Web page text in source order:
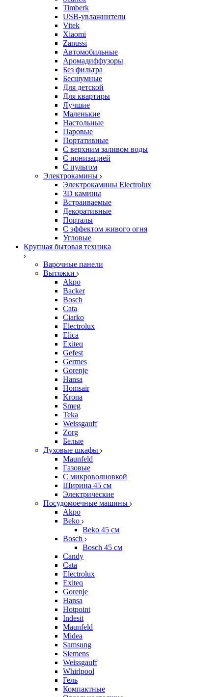
Timberk
USB-увлажнители
Vitek
Xiaomi
Zanussi
Автомобильные
Аромадиффузоры
Без фильтра
Бесшумные
Для детской
Для квартиры
Лучшие
Маленькие
Настольные
Паровые
Портативные
С верхним заливом воды
С ионизацией
С пультом
Электрокамины
Электрокамины Electrolux
3D камины
Встраиваемые
Декоративные
Порталы
С эффектом живого огня
Угловые
Крупная бытовая техника
Варочные панели
Вытяжки
Akpo
Backer
Bosch
Cata
Ciarko
Electrolux
Elica
Exiteq
Gefest
Germes
Gorenje
Hansa
Homsair
Krona
Smeg
Teka
Weissgauff
Zorg
Белые
Духовые шкафы
Maunfeld
Газовые
С микроволновкой
Ширина 45 см
Электрические
Посудомоечные машины
Akpo
Beko
Beko 45 см
Bosch
Bosch 45 см
Candy
Cata
Electrolux
Exiteq
Gorenje
Hansa
Hotpoint
Indesit
Maunfeld
Midea
Samsung
Siemens
Weissgauff
Whirlpool
Гель
Компактные